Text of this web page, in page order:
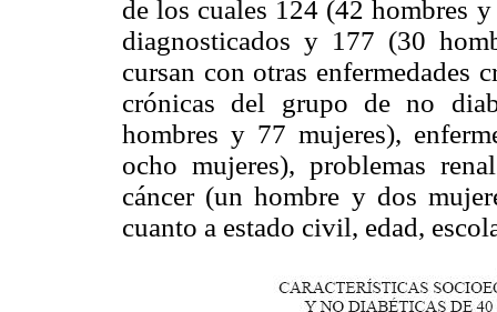
de los cuales 124 (42 hombres
diagnosticados y 177 (30
cursan con otras enfermedades
crónicas del grupo de no
hombres y 77 mujeres),
ocho mujeres), problemas
cáncer (un hombre y dos
cuanto a estado civil, edad,